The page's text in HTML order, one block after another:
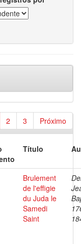
2 3 Próximo
Título
Brulement
de l'effigie
du Juda le
Samedi
Saint